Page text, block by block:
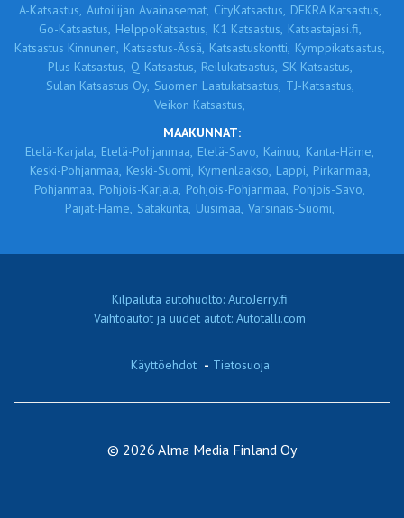
A-Katsastus, Autoilijan Avainasemat, CityKatsastus, DEKRA Katsastus,
Go-Katsastus, HelppoKatsastus, K1 Katsastus, Katsastajasi.fi,
Katsastus Kinnunen, Katsastus-Ässä, Katsastuskontti, Kymppikatsastus,
Plus Katsastus, Q-Katsastus, Reilukatsastus, SK Katsastus,
Sulan Katsastus Oy, Suomen Laatukatsastus, TJ-Katsastus,
Veikon Katsastus,
MAAKUNNAT:
Etelä-Karjala, Etelä-Pohjanmaa, Etelä-Savo, Kainuu, Kanta-Häme,
Keski-Pohjanmaa, Keski-Suomi, Kymenlaakso, Lappi, Pirkanmaa,
Pohjanmaa, Pohjois-Karjala, Pohjois-Pohjanmaa, Pohjois-Savo,
Päijät-Häme, Satakunta, Uusimaa, Varsinais-Suomi,
Kilpailuta autohuolto: AutoJerry.fi
Vaihtoautot ja uudet autot: Autotalli.com
Käyttöehdot - Tietosuoja
© 2026 Alma Media Finland Oy